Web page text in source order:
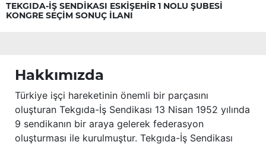
TEKGIDA-İŞ SENDİKASI ESKİŞEHİR 1 NOLU ŞUBESİ
KONGRE SEÇİM SONUÇ İLANI
Hakkımızda
Türkiye işçi hareketinin önemli bir parçasını
oluşturan Tekgıda-İş Sendikası 13 Nisan 1952 yılında
9 sendikanın bir araya gelerek federasyon
oluşturması ile kurulmuştur. Tekgıda-İş Sendikası